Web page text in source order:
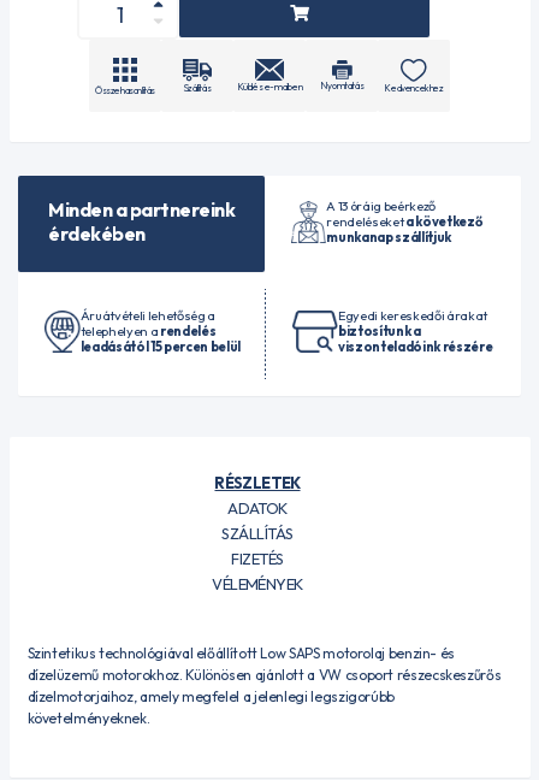
Összehasonlítás Szállítás Küldés e-mailben Nyomtatás Kedvencekhez
Minden a partnereink
érdekében
A 13 óráig beérkező
rendeléseketa következő
munkanap szállítjuk
Áruátvételi lehetőség a
telephelyen a rendelés
leadásától 15 percen belül
Egyedi kereskedői árakat
biztosítunk a
viszonteladóink részére
RÉSZLETEK
ADATOK
SZÁLLÍTÁS
FIZETÉS
VÉLEMÉNYEK
Szintetikus technológiával előállított Low SAPS motorolaj benzin- és
dízelüzemű motorokhoz. Különösen ajánlott a VW csoport részecskeszűrős
dízelmotorjaihoz, amely megfelel a jelenlegi legszigorúbb
követelményeknek.